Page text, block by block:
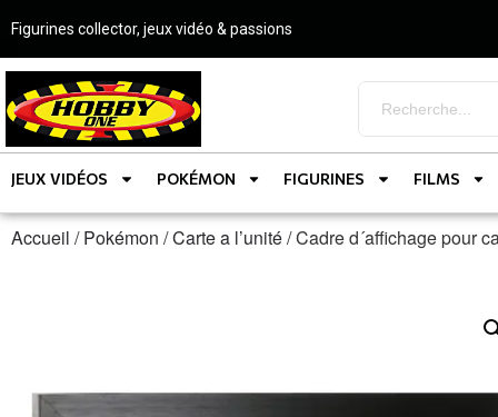
Figurines collector, jeux vidéo & passions
JEUX VIDÉOS POKÉMON FIGURINES FILMS
Accueil /Pokémon /Carte a l’unité/ Cadre d´affichage pour